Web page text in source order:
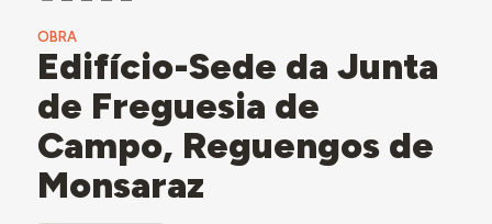
OBRA
Edifício-Sede da Junta
de Freguesia de
Campo, Reguengos de
Monsaraz